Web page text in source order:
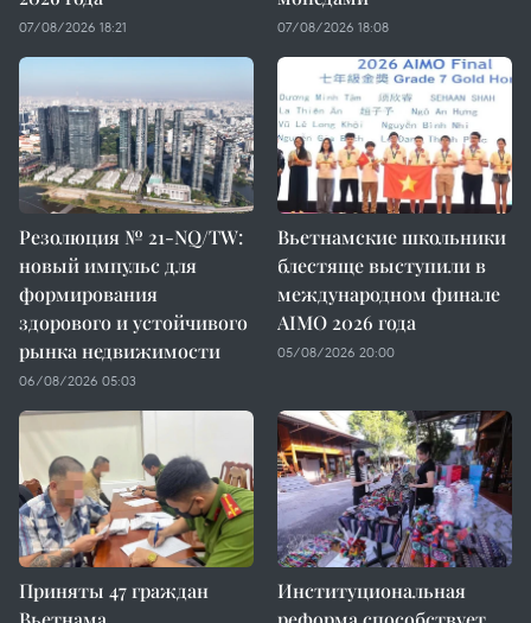
07/08/2026 18:21 07/08/2026 18:08
Резолюция № 21-NQ/TW:
новый импульс для
формирования
здорового и устойчивого
рынка недвижимости
06/08/2026 05:03
Вьетнамские школьники
блестяще выступили в
международном финале
AIMO 2026 года
05/08/2026 20:00
Приняты 47 граждан
Институциональная